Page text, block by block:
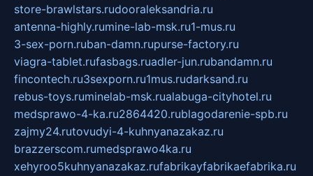
store-brawlstars.rudooraleksandria.ru
antenna-highly.rumine-lab-msk.ru1-mus.ru
3-sex-porn.ruban-damn.rupurse-factory.ru
viagra-tablet.rufasbags.ruadler-jun.rubandamn.ru
fincontech.ru3sexporn.ru1mus.rudarksand.ru
rebus-toys.ruminelab-msk.rualabuga-cityhotel.ru
medsprawo-4-ka.ru2864420.rublagodarenie-spb.ru
zajmy24.rutovudyi-4-kuhnyanazakaz.ru
brazzerscom.rumedsprawo4ka.ru
xehyroo5kuhnyanazakaz.rufabrikayfabrikaefabrika.ru